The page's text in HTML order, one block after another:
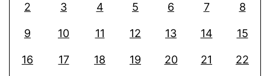
2 3 4 5 6 7 8
9 10 11 12 13 14 15
16 17 18 19 20 21 22